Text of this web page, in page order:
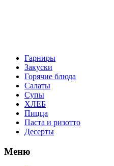
Гарниры
Закуски
Горячие блюда
Салаты
Супы
ХЛЕБ
Пицца
Паста и ризотто
Десерты
Меню